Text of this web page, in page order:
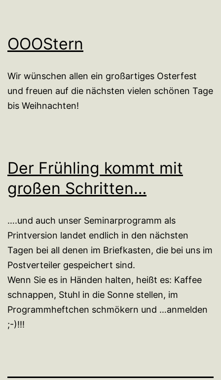
OOOStern
Wir wünschen allen ein großartiges Osterfest
und freuen auf die nächsten vielen schönen Tage
bis Weihnachten!
Der Frühling kommt mit
großen Schritten…
….und auch unser Seminarprogramm als
Printversion landet endlich in den nächsten
Tagen bei all denen im Briefkasten, die bei uns im
Postverteiler gespeichert sind.
Wenn Sie es in Händen halten, heißt es: Kaffee
schnappen, Stuhl in die Sonne stellen, im
Programmheftchen schmökern und …anmelden
;-)!!!